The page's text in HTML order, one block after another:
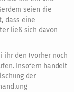
seien die
dass eine
ließ sich davon
ihr den (vorher noch
Insofern handelt
der